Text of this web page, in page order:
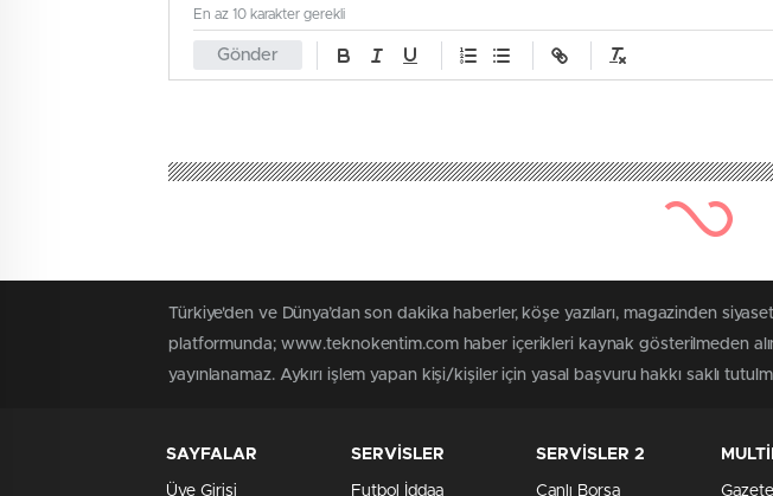
Gönder
En az 10 karakter gerekli
Türkiye'den ve Dünya’dan son dakika haberler, köşe yazıları, magazinden
platformunda; www.teknokentim.com haber içerikleri kaynak gösterilmeden
yayınlanamaz. Aykırı işlem yapan kişi/kişiler için yasal başvuru hakkı saklı
SAYFALAR
Üye Girişi
SERVİSLER
Futbol İddaa
SERVİSLER 2
Canlı Borsa